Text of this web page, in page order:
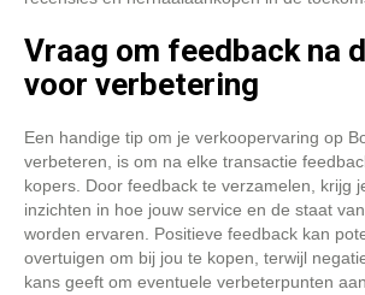
Vraag om feedback na
voor verbetering
Een handige tip om je verkoopervaring op
verbeteren, is om na elke transactie
kopers. Door feedback te verzamelen, krijg
inzichten in hoe jouw service en de staat
worden ervaren. Positieve feedback kan
overtuigen om bij jou te kopen, terwijl
kans geeft om eventuele verbeterpunten